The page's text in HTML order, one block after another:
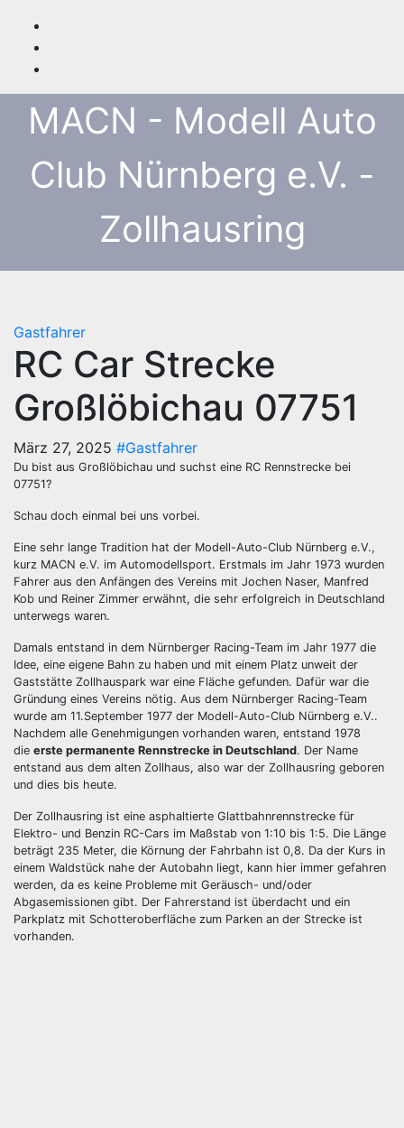
Inhalt
springen
MACN - Modell Auto
Club Nürnberg e.V. -
Zollhausring
Gastfahrer
RC Car Strecke
Großlöbichau 07751
März 27, 2025 #Gastfahrer
Du bist aus Großlöbichau und suchst eine RC Rennstrecke bei
07751?
Schau doch einmal bei uns vorbei.
Eine sehr lange Tradition hat der Modell-Auto-Club Nürnberg e.V.,
kurz MACN e.V. im Automodellsport. Erstmals im Jahr 1973 wurden
Fahrer aus den Anfängen des Vereins mit Jochen Naser, Manfred
Kob und Reiner Zimmer erwähnt, die sehr erfolgreich in Deutschland
unterwegs waren.
Damals entstand in dem Nürnberger Racing-Team im Jahr 1977 die
Idee, eine eigene Bahn zu haben und mit einem Platz unweit der
Gaststätte Zollhauspark war eine Fläche gefunden. Dafür war die
Gründung eines Vereins nötig. Aus dem Nürnberger Racing-Team
wurde am 11.September 1977 der Modell-Auto-Club Nürnberg e.V..
Nachdem alle Genehmigungen vorhanden waren, entstand 1978
die erste permanente Rennstrecke in Deutschland. Der Name
entstand aus dem alten Zollhaus, also war der Zollhausring geboren
und dies bis heute.
Der Zollhausring ist eine asphaltierte Glattbahnrennstrecke für
Elektro- und Benzin RC-Cars im Maßstab von 1:10 bis 1:5. Die Länge
beträgt 235 Meter, die Körnung der Fahrbahn ist 0,8. Da der Kurs in
einem Waldstück nahe der Autobahn liegt, kann hier immer gefahren
werden, da es keine Probleme mit Geräusch- und/oder
Abgasemissionen gibt. Der Fahrerstand ist überdacht und ein
Parkplatz mit Schotteroberfläche zum Parken an der Strecke ist
vorhanden.